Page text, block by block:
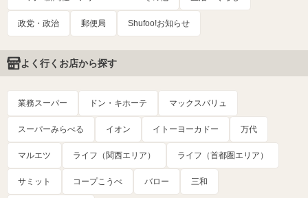
政党・政治 郵便局 Shufoo!お知らせ
よく行くお店から探す
業務スーパー ドン・キホーテ マックスバリュ
スーパーみらべる イオン イトーヨーカドー 万代
マルエツ ライフ（関西エリア） ライフ（首都圏エリア）
サミット コープこうべ バロー 三和